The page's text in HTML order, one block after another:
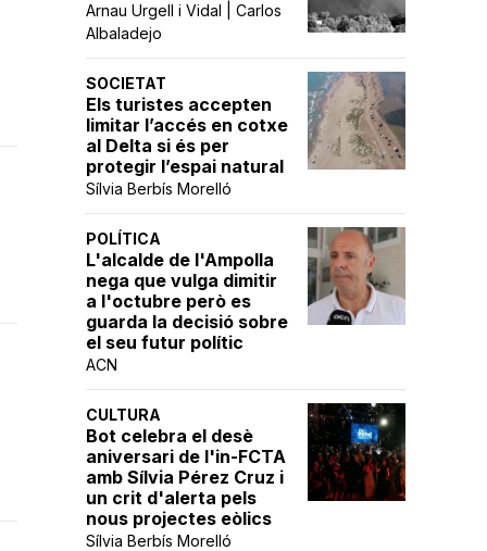
Arnau Urgell i Vidal | Carlos
Albaladejo
SOCIETAT
Els turistes accepten
limitar l’accés en cotxe
al Delta si és per
protegir l’espai natural
Sílvia Berbís Morelló
POLÍTICA
L'alcalde de l'Ampolla
nega que vulga dimitir
a l'octubre però es
guarda la decisió sobre
el seu futur polític
ACN
CULTURA
Bot celebra el desè
aniversari de l'in-FCTA
amb Sílvia Pérez Cruz i
un crit d'alerta pels
nous projectes eòlics
Sílvia Berbís Morelló